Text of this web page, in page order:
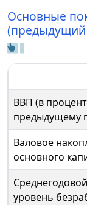
Основные
(предыдущий
ВВП (в
предыдущему
Валовое
основного
Среднегодовой
уровень